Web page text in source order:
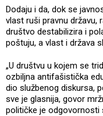
Dodaju i da, dok se
vlast ruši pravnu državu,
društvo destabilizira i
poštuju, a vlast i država
„U društvu u kojem se
ozbiljna antifašistička
dio službenog diskursa,
sve je glasnija, govor
političke je odgovornosti